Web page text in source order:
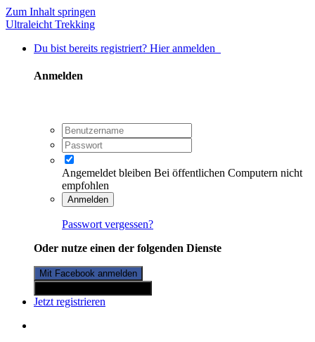
Zum Inhalt springen
Ultraleicht Trekking
Du bist bereits registriert? Hier anmelden
Anmelden
Angemeldet bleiben Bei öffentlichen Computern nicht
empfohlen
Anmelden
Passwort vergessen?
Oder nutze einen der folgenden Dienste
Mit Facebook anmelden
Jetzt registrieren